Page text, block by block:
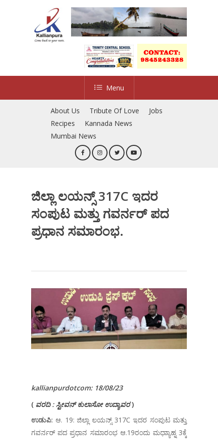
Menu
About Us Tribute Of Love
Jobs
Recipes
Kannada News
Mumbai News
ಜಿಲ್ಲಾ ಲಯನ್ಸ್ 317C ಇದರ
ಸಂಪುಟ ಮತ್ತು ಗವರ್ನರ್ ಪದ
ಪ್ರಧಾನ ಸಮಾರಂಭ.
kallianpurdotcom: 18/08/23
( ವರದಿ : ಸ್ಟೀವನ್ ಕುಲಾಸೋ ಉದ್ಯಾವರ)
ಉಡುಪಿ: ಆ. 19: ಜಿಲ್ಲಾ ಲಯನ್ಸ್ 317C ಇದರ ಸಂಪುಟ ಮತ್ತು
ಗವರ್ನರ್ ಪದ ಪ್ರಧಾನ ಸಮಾರಂಭ ಆ.19ರಂದು ಮಧ್ಯಾಾಹ್ನ 3ಕ್ಕೆ